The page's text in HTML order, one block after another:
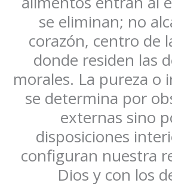
se eliminan; no
corazón, centro de
donde residen las
morales. La pureza o
se determina por
externas sino
disposiciones
configuran nuestra
Dios y con los